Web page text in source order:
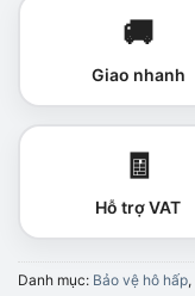
🚚
Giao nhanh
🧾
Hỗ trợ VAT
Danh mục: Bảo vệ hô hấp,